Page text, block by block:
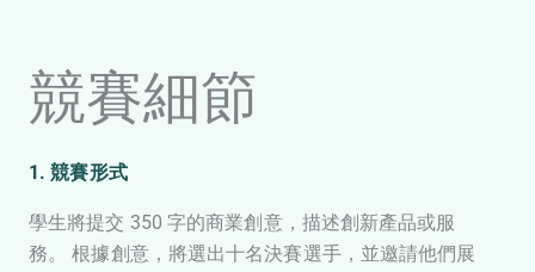
競賽細節
1. 競賽形式
學生將提交 350 字的商業創意，描述創新產品或服
務。 根據創意，將選出十名決賽選手，並邀請他們展